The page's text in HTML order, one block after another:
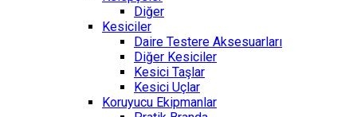
Diğer
Kesiciler
Daire Testere Aksesuarları
Diğer Kesiciler
Kesici Taşlar
Kesici Uçlar
Koruyucu Ekipmanlar